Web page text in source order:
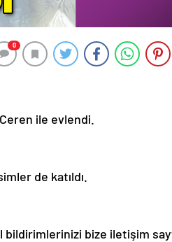
0
ile evlendi.
de katıldı.
bildirimlerinizi bize iletişim